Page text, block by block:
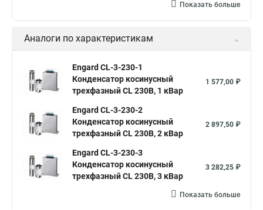
Показать больше
Аналоги по характеристикам
Engard CL-3-230-1
Конденсатор косинусный
трехфазный CL 230В, 1 кВар
1 577,00 ₽
Engard CL-3-230-2
Конденсатор косинусный
трехфазный CL 230В, 2 кВар
2 897,50 ₽
Engard CL-3-230-3
Конденсатор косинусный
трехфазный CL 230В, 3 кВар
3 282,25 ₽
Показать больше